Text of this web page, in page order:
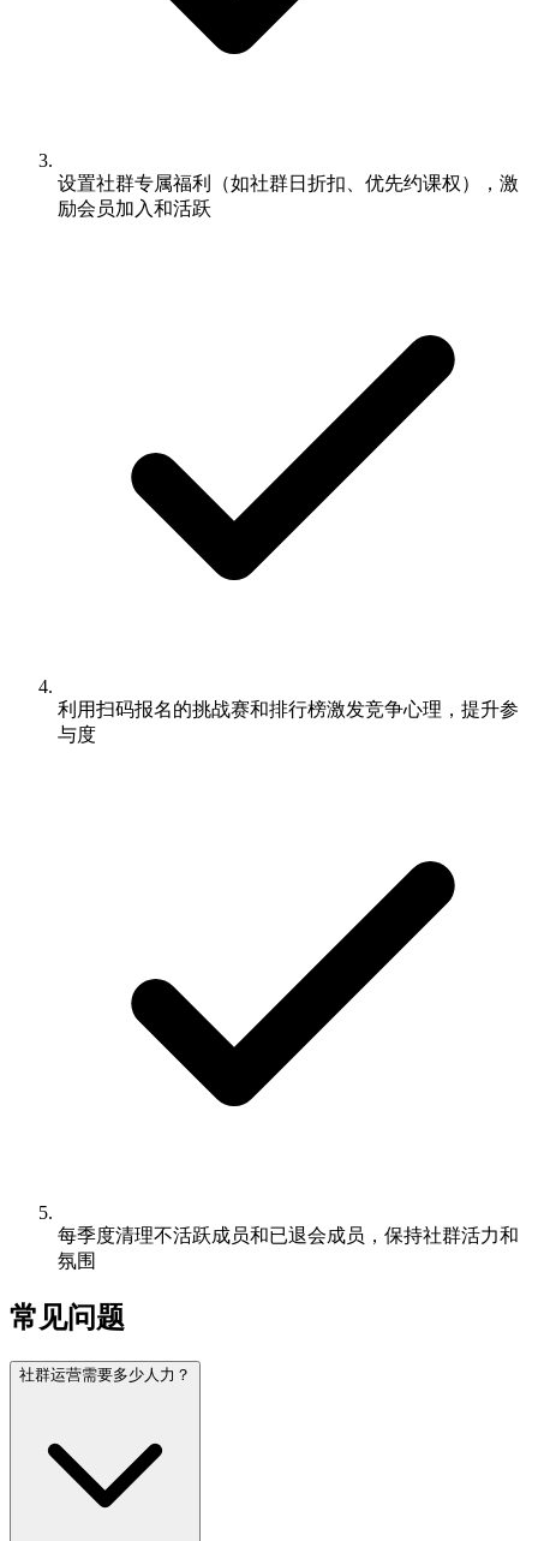
设置社群专属福利（如社群日折扣、优先约课权），激
励会员加入和活跃
利用扫码报名的挑战赛和排行榜激发竞争心理，提升参
与度
每季度清理不活跃成员和已退会成员，保持社群活力和
氛围
常见问题
社群运营需要多少人力？